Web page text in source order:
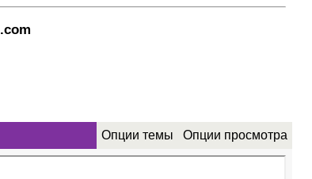
Опции темы Опции просмотра